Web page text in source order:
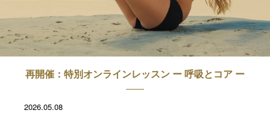
再開催：特別オンラインレッスン ー 呼吸とコア ー
2026.05.08